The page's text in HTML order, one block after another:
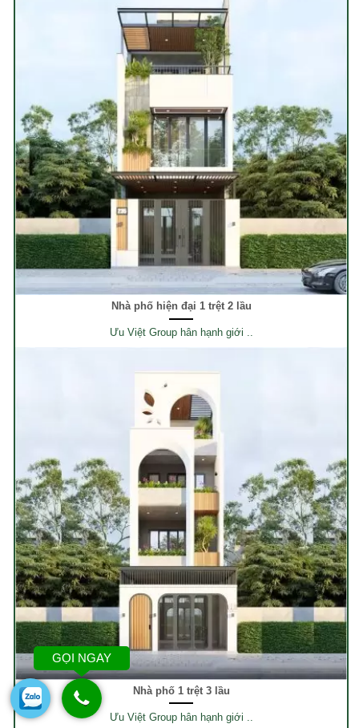
Nhà phố hiện đại 1 trệt 2 lầu
Ưu Việt Group hân hạnh giới ..
Nhà phố 1 trệt 3 lầu
Ưu Việt Group hân hạnh giới ..
GỌI NGAY